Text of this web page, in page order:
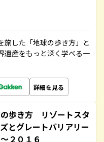
旅した「地球の歩き方」と
遺産をもっと深く学べる一
詳細を見る
歩き方 リゾートスタ
とグレートバリアリー
２０１６